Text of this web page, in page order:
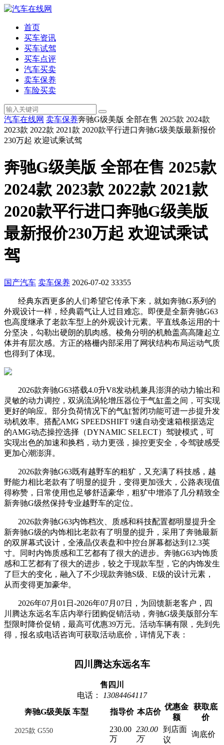
首页
买车资讯
买车试驾
买车点评
汽车买卖
卖车保养
车险买卖
汽车在线网 卖车保养奔驰G级美版 全部在售 2025款 2024款
2023款 2022款 2021款 2020款平行进口奔驰G级美版最新报价
230万起 欢迎试乘试驾
奔驰G级美版 全部在售 2025款
2024款 2023款 2022款 2021款
2020款平行进口奔驰G级美版
最新报价230万起 欢迎试乘试
驾
国产汽车 卖车保养 2026-07-02 33355
经典东西更多的人们希望它传承下来，就如奔驰G系列的
外观设计一样，经典霸气让人过目难忘。即便是全新奔驰G63
也高度继承了老款车型上的外观设计元素。平直线条运用的十
分坚决，勾勒出硬朗的肌肉感。棱角分明的机舱盖高高隆起立
体并有层次感。方正的格栅内部采用了网状结构布局运动气质
也得到了体现。
2026款奔驰G63搭载4.0升V8发动机兼具澎湃的动力输出和
灵敏的动力调控，双涡流涡轮增压器位于气缸盖之间，可实现
更好的响应。部分负荷情况下的气缸暂闭功能可进一步提升发
动机效率。搭配AMG SPEEDSHIFT 9速自动变速箱根据选定
的AMG动态操控选择（DYNAMIC SELECT）驾驶模式，可
实现出色的加速和换档，动力更强，操控更安全，令驾驶感受
更加心潮澎湃。
2026款奔驰G63既有越野车的粗犷，又充满了科技感，越
野能力相比老款有了明显的提升，变得更加强大，公路表现值
得称赞，日常使用也足够舒适豪华，粗犷中增添了几分精致全
新奔驰G级然保持专业越野车的定位。
2026款奔驰G63内饰档次、质感和科技配置都明显提升全
新奔驰G级的内饰相比老款有了明显的提升，采用了奔驰最新
的双屏幕式设计，全液晶仪表盘和中控台屏幕都达到12.3英
寸。同时内饰质感和工艺都有了很大的进步。奔驰G63内饰质
感和工艺都有了很大的进步，较之于现款车型，它的内饰发生
了巨大的变化，融入了不少现款奔驰S级、E级的设计元素，
从而变得更加豪华。
2026年07月01日-2026年07月07日，为回馈新老客户，四
川腾达东远名车店内举行团购促销活动，奔驰G级美版部分车
型限时降价促销，最高可优惠39万元。活动车辆有限，先到先
得，报名或电话咨询可获取活动底价，详情见下表：
四川腾达东远名车
售四川
电话：
13084464117
奔驰G级美版 车型
指导价 本店价
优惠金
额
获取底
价
2025款 G550
230.00
万
230.00
万
到店面
议
询底价